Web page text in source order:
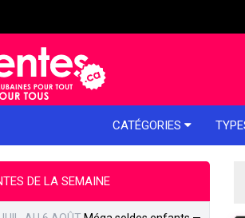
CATÉGORIES
DE LA SEMAINE